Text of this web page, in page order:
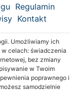
Regulamin
Kontakt
Umożliwiamy ich
celach: świadczenia
bez zmiany
w Twoim
poprawnego i
samodzielnie